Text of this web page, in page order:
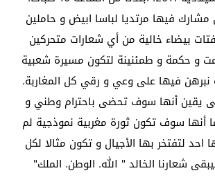
فيها مرتديا لباسا ابيض و حاملين
بيضاء خالية من أي شعارات متحركين
و حكمة و طمئنينة لتكون مسيرة شعبية
نبرهن فيها على وعي و رقي كل المغاربة.
يقين أنها سوف تحضى باحترام وطني و
أنها سوف تكون ثورة مغربية نموذجية لم
احد لتفتخر بها الأجيال و تكون مثالا لكل
شعارنا الخالد " الله. الوطن. الملك"